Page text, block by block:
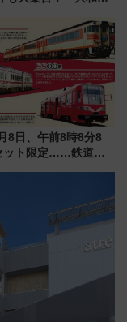
8日、午前8時8分8
ット限定……鉄道各